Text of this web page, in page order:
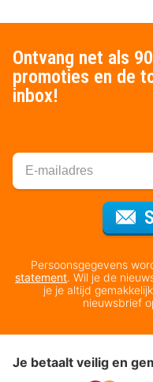
Ontvang net als
promoties en de
inbox!
Persoonsgegevens
statement. Wil je de
je je altijd
nieuwsbrief
Je betaalt veilig en